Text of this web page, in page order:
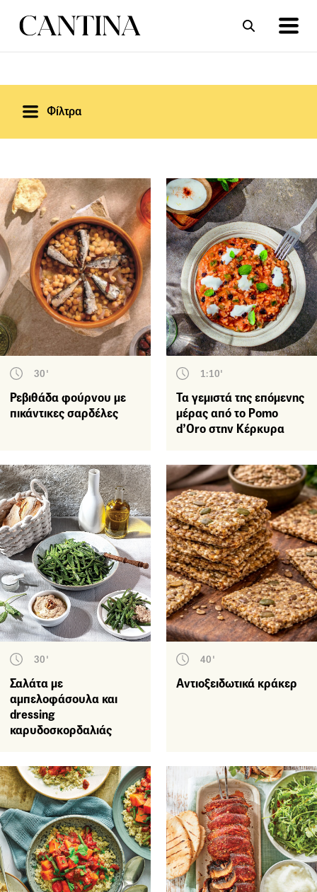
Φίλτρα
30'
Ρεβιθάδα φούρνου με
πικάντικες σαρδέλες
1:10'
Τα γεμιστά της επόμενης
μέρας από το Pomo
d’Oro στην Κέρκυρα
30'
Σαλάτα με
αμπελοφάσουλα και
dressing
καρυδοσκορδαλιάς
40'
Αντιοξειδωτικά κράκερ